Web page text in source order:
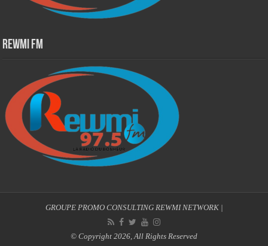
Rewmi Fm
GROUPE PROMO CONSULTING REWMI NETWORK|
© Copyright 2026, All Rights Reserved